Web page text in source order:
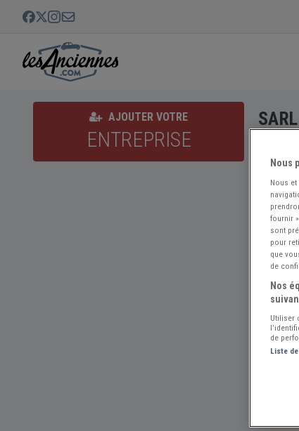
AJOUTER VOTRE
ENTREPRISE
Nous
Nous et
fournir
sont
pour
que
de
Nos
Utiliser
de
Liste